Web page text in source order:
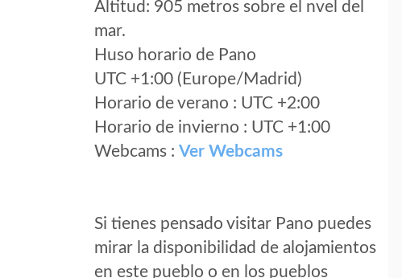
Altitud: 905 metros sobre el nvel del
mar.
Huso horario de Pano
UTC +1:00 (Europe/Madrid)
Horario de verano : UTC +2:00
Horario de invierno : UTC +1:00
Webcams : Ver Webcams
Si tienes pensado visitar Pano puedes
mirar la disponibilidad de alojamientos
en este pueblo o en los pueblos